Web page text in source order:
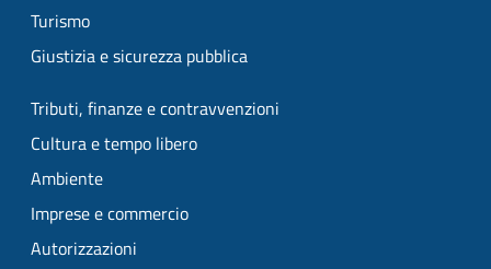
Turismo
Giustizia e sicurezza pubblica
Tributi, finanze e contravvenzioni
Cultura e tempo libero
Ambiente
Imprese e commercio
Autorizzazioni